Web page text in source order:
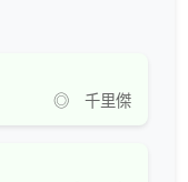
◎ 千里傑